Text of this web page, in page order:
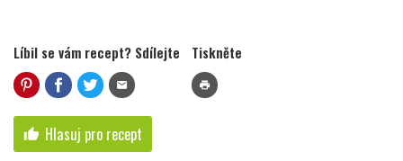
Líbil se vám recept? Sdílejte
mail
Tiskněte
print
thumb_up Hlasuj pro recept